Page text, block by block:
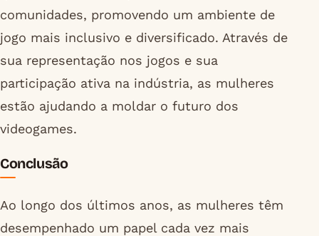
comunidades, promovendo um ambiente de
jogo mais inclusivo e diversificado. Através de
sua representação nos jogos e sua
participação ativa na indústria, as mulheres
estão ajudando a moldar o futuro dos
videogames.
Conclusão
Ao longo dos últimos anos, as mulheres têm
desempenhado um papel cada vez mais